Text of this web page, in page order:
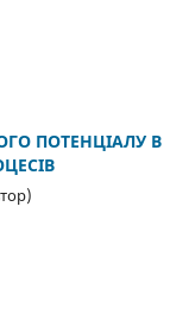
ПОТЕНЦІАЛУ В